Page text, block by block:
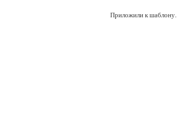
Приложили к шаблону.